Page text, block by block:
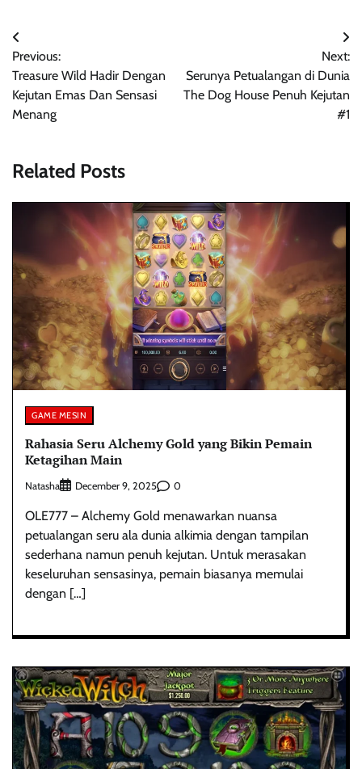
Post
navigation
Previous:
Treasure Wild Hadir Dengan
Kejutan Emas Dan Sensasi
Menang
Next:
Serunya Petualangan di Dunia
The Dog House Penuh Kejutan
#1
Related Posts
GAME MESIN
Rahasia Seru Alchemy Gold yang Bikin Pemain
Ketagihan Main
Natasha December 9, 2025 0
OLE777 – Alchemy Gold menawarkan nuansa
petualangan seru ala dunia alkimia dengan tampilan
sederhana namun penuh kejutan. Untuk merasakan
keseluruhan sensasinya, pemain biasanya memulai
dengan […]